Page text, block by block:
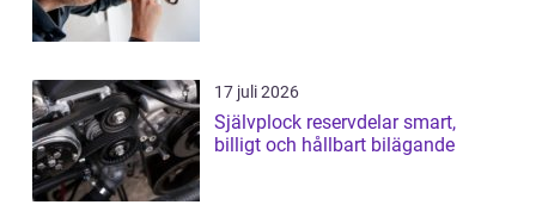
17 juli 2026
Självplock reservdelar smart,
billigt och hållbart bilägande